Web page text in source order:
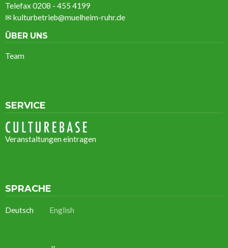
Telefax 0208 - 455 4199
✉ kulturbetrieb@muelheim-ruhr.de
ÜBER UNS
Team
SERVICE
Veranstaltungen eintragen
SPRACHE
Deutsch English